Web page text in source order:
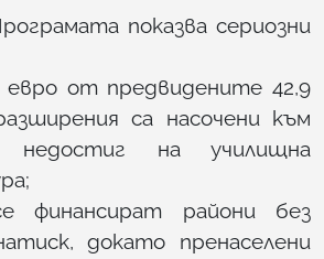
показва сериозни
евро от предвидените 42,9
са насочени към
на училищна
финансират райони без
докато пренаселени